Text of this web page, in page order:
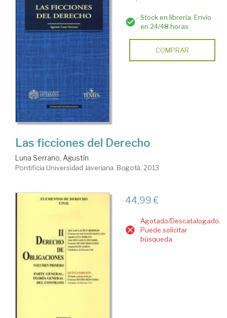
Stock en librería. Envío
en 24/48 horas
COMPRAR
Las ficciones del Derecho
Luna Serrano, Agustín
Pontificia Universidad Javeriana. Bogotá, 2013
44,99 €
Agotado/Descatalogado.
Puede solicitar
búsqueda.